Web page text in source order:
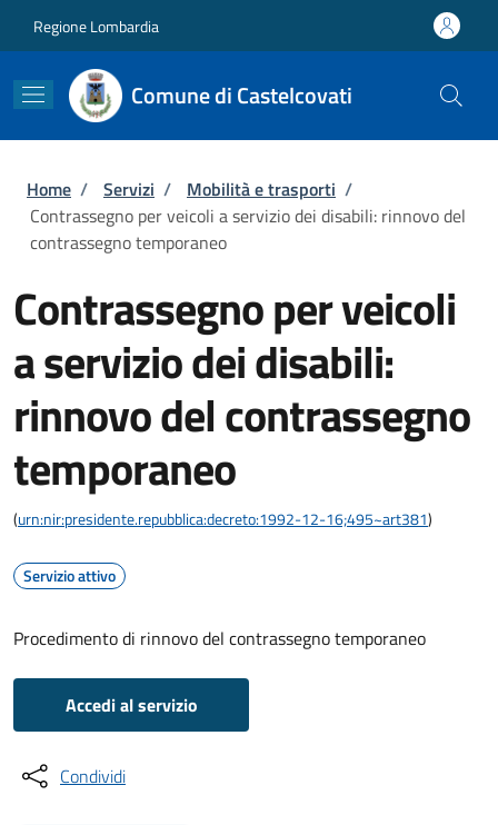
Regione Lombardia
Comune di Castelcovati
Briciole di pane
Home / Servizi / Mobilità e trasporti /
Contrassegno per veicoli a servizio dei disabili: rinnovo del
contrassegno temporaneo
Contrassegno per veicoli
a servizio dei disabili:
rinnovo del contrassegno
temporaneo
(urn:nir:presidente.repubblica:decreto:1992-12-16;495~art381)
Servizio attivo
Procedimento di rinnovo del contrassegno temporaneo
Accedi al servizio
Condividi